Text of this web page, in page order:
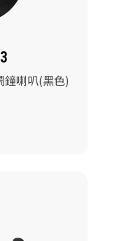
喇叭(黑色)